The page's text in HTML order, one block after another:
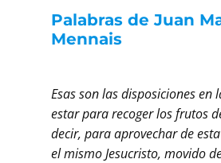
Palabras de Juan
Mennais
Esas son las disposiciones en
estar para recoger los frutos
decir, para aprovechar de
el mismo Jesucristo, movido